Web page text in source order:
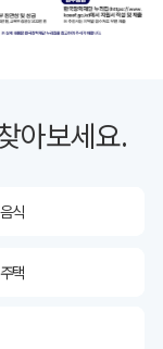
아보세요.
&통계
식
택